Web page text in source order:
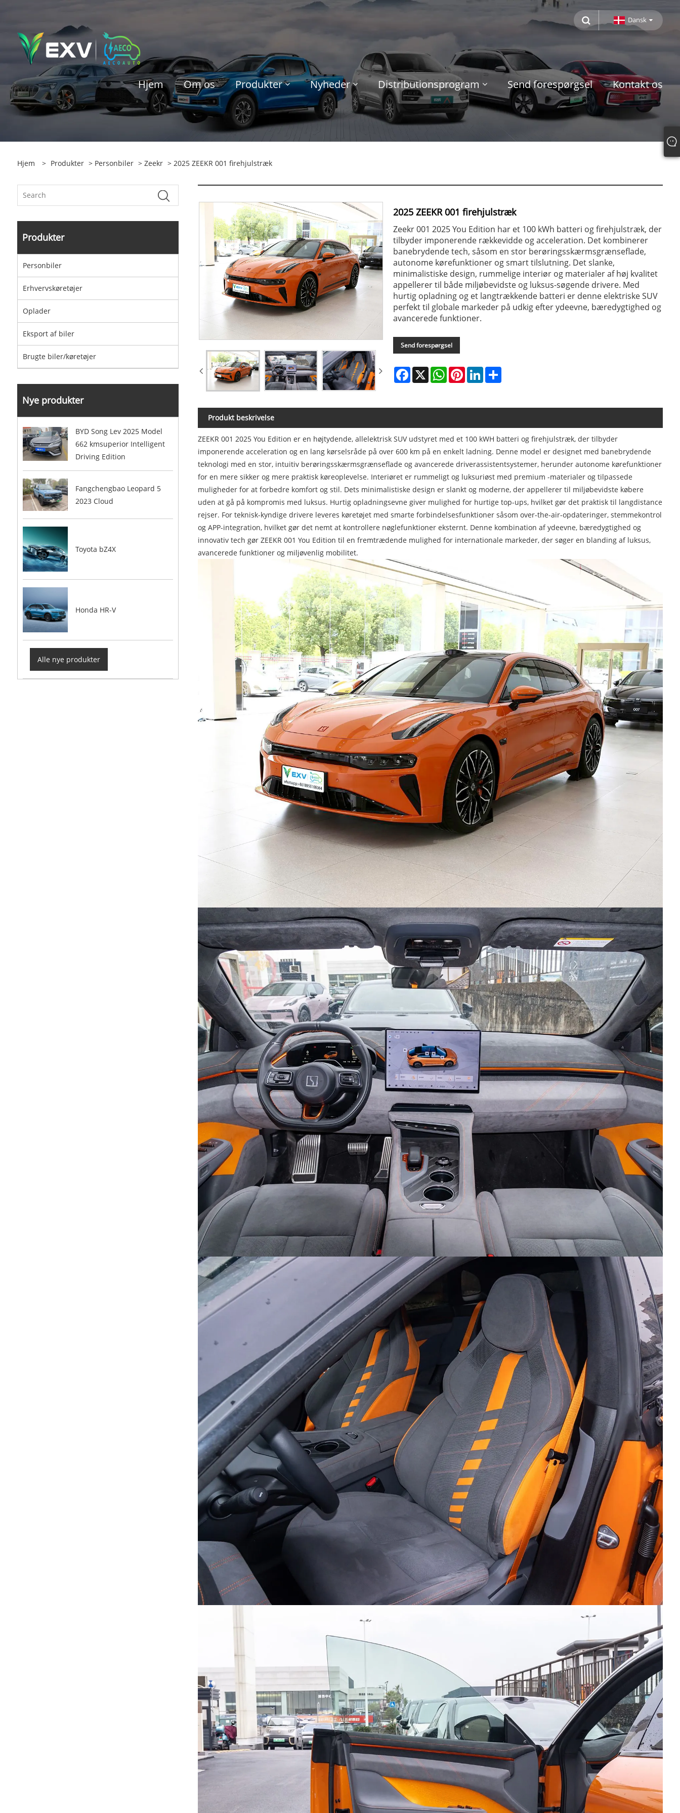
Dansk
Hjem Om os Produkter Nyheder Distributionsprogram Send forespørgsel Kontakt os
Hjem > Produkter > Personbiler > Zeekr > 2025 ZEEKR 001 firehjulstræk
Produkter
Personbiler
Erhvervskøretøjer
Oplader
Eksport af biler
Brugte biler/køretøjer
Nye produkter
BYD Song Lev 2025 Model
662 kmsuperior Intelligent
Driving Edition
Fangchengbao Leopard 5
2023 Cloud
Toyota bZ4X
Honda HR-V
Alle nye produkter
2025 ZEEKR 001 firehjulstræk
Zeekr 001 2025 You Edition har et 100 kWh batteri og firehjulstræk, der
tilbyder imponerende rækkevidde og acceleration. Det kombinerer
banebrydende tech, såsom en stor berøringsskærmsgrænseflade,
autonome kørefunktioner og smart tilslutning. Det slanke,
minimalistiske design, rummelige interiør og materialer af høj kvalitet
appellerer til både miljøbevidste og luksus-søgende drivere. Med
hurtig opladning og et langtrækkende batteri er denne elektriske SUV
perfekt til globale markeder på udkig efter ydeevne, bæredygtighed og
avancerede funktioner.
Send forespørgsel
Facebook
X WhatsApp
PinterestLinkedIn
Produkt beskrivelse
ZEEKR 001 2025 You Edition er en højtydende, allelektrisk SUV udstyret med et 100 kWH batteri og firehjulstræk, der tilbyder
imponerende acceleration og en lang kørselsråde på over 600 km på en enkelt ladning. Denne model er designet med banebrydende
teknologi med en stor, intuitiv berøringsskærmsgrænseflade og avancerede driverassistentsystemer, herunder autonome kørefunktioner
for en mere sikker og mere praktisk køreoplevelse. Interiøret er rummeligt og luksuriøst med premium -materialer og tilpassede
muligheder for at forbedre komfort og stil. Dets minimalistiske design er slankt og moderne, der appellerer til miljøbevidste købere
uden at gå på kompromis med luksus. Hurtig opladningsevne giver mulighed for hurtige top-ups, hvilket gør det praktisk til langdistance
rejser. For teknisk-kyndige drivere leveres køretøjet med smarte forbindelsesfunktioner såsom over-the-air-opdateringer, stemmekontrol
og APP-integration, hvilket gør det nemt at kontrollere nøglefunktioner eksternt. Denne kombination af ydeevne, bæredygtighed og
innovativ tech gør ZEEKR 001 You Edition til en fremtrædende mulighed for internationale markeder, der søger en blanding af luksus,
avancerede funktioner og miljøvenlig mobilitet.